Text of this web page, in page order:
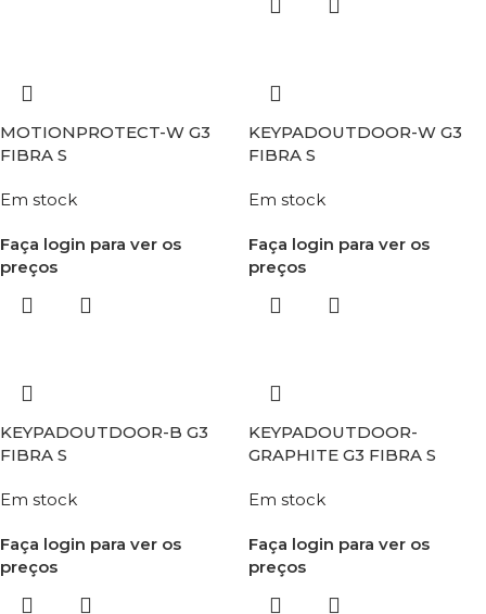
MOTIONPROTECT-W G3
FIBRA S
Em stock
Faça login para ver os
preços
KEYPADOUTDOOR-W G3
FIBRA S
Em stock
Faça login para ver os
preços
KEYPADOUTDOOR-B G3
FIBRA S
Em stock
Faça login para ver os
preços
KEYPADOUTDOOR-
GRAPHITE G3 FIBRA S
Em stock
Faça login para ver os
preços